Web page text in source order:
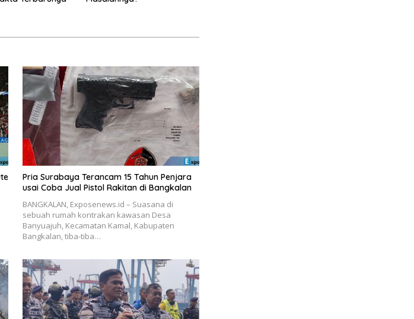
Pria Surabaya Terancam 15 Tahun Penjara
usai Coba Jual Pistol Rakitan di Bangkalan
BANGKALAN, Exposenews.id – Suasana di
sebuah rumah kontrakan kawasan Desa
Banyuajuh, Kecamatan Kamal, Kabupaten
Bangkalan, tiba-tiba…